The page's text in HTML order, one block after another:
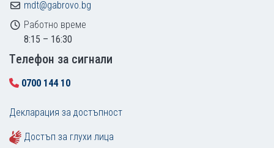
mdt@gabrovo.bg
Работно време
8:15 – 16:30
Tелефон за сигнали
0700 144 10
Декларация за достъпност
Достъп за глухи лица